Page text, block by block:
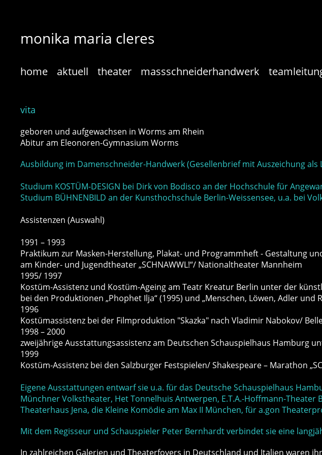
monika maria cleres
home aktuell theater massschneiderhandwerk
vita
geboren und aufgewachsen in Worms am Rhein
Abitur am Eleonoren-Gymnasium Worms
Ausbildung im Damenschneider-Handwerk (Gesellenbrief mit Auszeichung
Studium KOSTÜM-DESIGN bei Dirk von Bodisco an der Hochschule für
Studium BÜHNENBILD an der Kunsthochschule Berlin-Weissensee, u.a. bei
Assistenzen (Auswahl)
1991 – 1993
Praktikum zur Masken-Herstellung, Plakat- und Programmheft - Gestaltung
am Kinder- und Jugendtheater „SCHNAWWL!“/ Nationaltheater Mannheim
1995/ 1997
Kostüm-Assistenz und Kostüm-Ageing am Teatr Kreatur Berlin unter der
bei den Produktionen „Phophet Ilja“ (1995) und „Menschen, Löwen, Adler und
1996
Kostümassistenz bei der Filmproduktion "Skazka" nach Vladimir Nabokov/
1998 – 2000
zweijährige Ausstattungsassistenz am Deutschen Schauspielhaus Hamburg
1999
Kostüm-Assistenz bei den Salzburger Festspielen/ Shakespeare – Marathon
Eigene Ausstattungen entwarf sie u.a. für das Deutsche Schauspielhaus
Münchner Volkstheater, Het Tonnelhuis Antwerpen, E.T.A.-Hoffmann-
Theaterhaus Jena, die Kleine Komödie am Max II München, für a.gon
Mit dem Regisseur und Schauspieler Peter Bernhardt verbindet sie eine
In zahlreichen Galerien und Theaterfoyers in Deutschland und Italien waren